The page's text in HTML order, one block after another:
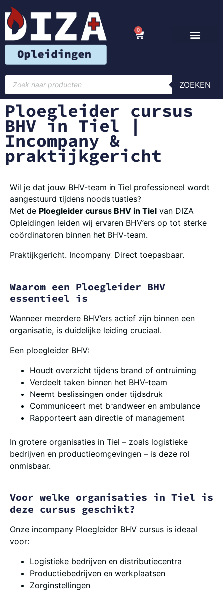
0
ZOEKEN
Ploegleider cursus
BHV in Tiel |
Incompany &
praktijkgericht
Wil je dat jouw BHV-team in Tiel professioneel wordt
aangestuurd tijdens noodsituaties?
Met de Ploegleider cursus BHV in Tiel van DIZA
Opleidingen leiden wij ervaren BHV’ers op tot sterke
coördinatoren binnen het BHV-team.
Praktijkgericht. Incompany. Direct toepasbaar.
Waarom een Ploegleider BHV
essentieel is
Wanneer meerdere BHV’ers actief zijn binnen een
organisatie, is duidelijke leiding cruciaal.
Een ploegleider BHV:
Houdt overzicht tijdens brand of ontruiming
Verdeelt taken binnen het BHV-team
Neemt beslissingen onder tijdsdruk
Communiceert met brandweer en ambulance
Rapporteert aan directie of management
In grotere organisaties in Tiel – zoals logistieke
bedrijven en productieomgevingen – is deze rol
onmisbaar.
Voor welke organisaties in Tiel is
deze cursus geschikt?
Onze incompany Ploegleider BHV cursus is ideaal
voor:
Logistieke bedrijven en distributiecentra
Productiebedrijven en werkplaatsen
Zorginstellingen